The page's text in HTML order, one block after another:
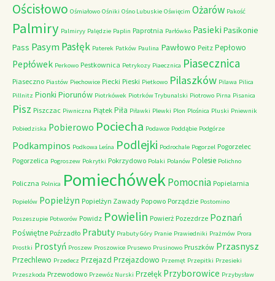
Ościsłowo Ośmiałowo Ośniki Ośno Lubuskie Oświęcim Ożarów Pakość
Palmiry Palmiryy Palędzie Paplin Paprotnia Parłówko Pasieki Pasikonie
Pass PasymPasłęk Paterek Patków Paulina Pawłowo Peitz Pepłowo
Pepłówek Perkowo Pestkownica Petrykozy Piaecznica Piasecznica
Piaseczno Piastów Piechowice Piecki Pieski Pietkowo Pilaszków Pilawa Pilica
Pillnitz Pionki Piorunów Piotrkówek Piotrków Trybunalski Piotrowo Pirna Pisanica
Pisz Piszczac Piwniczna Piątek Piła Piławki Plewki Plon Plośnica Pluski Pniewnik
Pobiedziska Pobierowo Pociecha Podawce Poddąbie Podgórze
Podkampinos Podkowa Leśna Podlejki Podrochale Pogorzel Pogorzelec
Pogorzelica Pogroszew Pokrytki Pokrzydowo Polaki Polanów Polesie Polichno
Policzna Polnica PomiechówekPomocnia Popielarnia
Popielów Popielżyn Popielżyn Zawady Popowo Porządzie Postomino
Poszeszupie Potworów Powidz Powielin Powierż Pozezdrze Poznań
Poświętne Poźrzadło Prabuty Prabuty Góry Pranie Prawiedniki Prażmów Prora
Prostki Prostyń Proszew Proszowice Prusewo Prusinowo Pruszków Przasnysz
Przechlewo Przedecz Przejazd Przejazdowo Przemęt Przepitki Przesieki
Przeszkoda Przewodowo Przewóz Nurski Przełęk Przyborowice Przybysław